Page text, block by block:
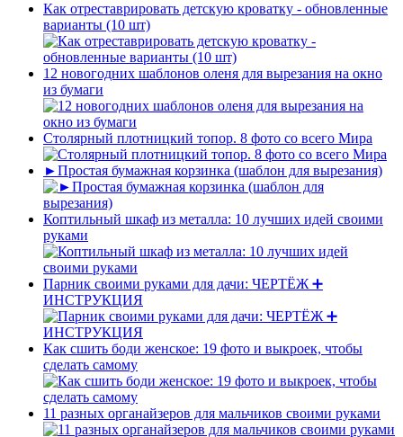
Как отреставрировать детскую кроватку - обновленные
варианты (10 шт)
12 новогодних шаблонов оленя для вырезания на окно
из бумаги
Столярный плотницкий топор. 8 фото со всего Мира
►Простая бумажная корзинка (шаблон для вырезания)
Коптильный шкаф из металла: 10 лучших идей своими
руками
Парник своими руками для дачи: ЧЕРТЁЖ ➕
ИНСТРУКЦИЯ
Как сшить боди женское: 19 фото и выкроек, чтобы
сделать самому
11 разных органайзеров для мальчиков своими руками